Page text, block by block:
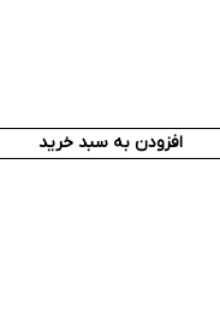
افزودن به سبد خرید